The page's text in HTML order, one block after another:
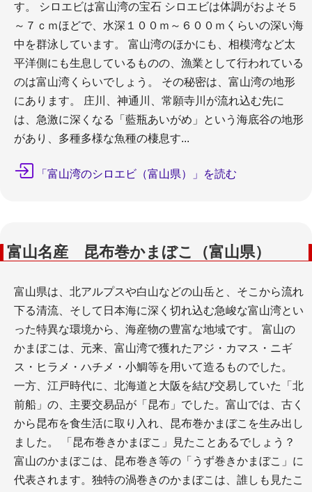
す。 シロエビは富山湾の宝石 シロエビは体調がおよそ５
～７ｃｍほどで、水深１００ｍ～６００ｍくらいの深い海
中を群泳しています。 富山湾のほかにも、相模湾など太
平洋側にも生息しているものの、漁業として行われている
のは富山湾くらいでしょう。 その秘密は、富山湾の地形
にあります。 庄川、神通川、常願寺川が流れ込む先に
は、急激に深くなる「藍瓶あいがめ」という海底谷の地形
があり、多種多様な魚種の棲息す...
「富山湾のシロエビ（富山県）」を読む
富山名産 昆布巻かまぼこ（富山県）
富山県は、北アルプスや白山などの山岳と、そこから流れ
下る清流、そして日本海に深く切れ込む急峻な富山湾とい
った特異な環境から、海産物の豊富な地域です。 富山の
かまぼこは、元来、富山湾で獲れたアジ・カマス・ニギ
ス・ヒラメ・ハチメ・小鯛等を用いて造るものでした。
一方、江戸時代に、北海道と大阪を結び交易していた「北
前船」の、主要交易品が「昆布」でした。富山では、古く
から昆布を食生活に取り入れ、昆布巻かまぼこを生み出し
ました。 「昆布巻きかまぼこ」見たことあるでしょう？
富山のかまぼこは、昆布巻き等の「うず巻きかまぼこ」に
代表されます。独特の渦巻きのかまぼこは、誰しも見たこ